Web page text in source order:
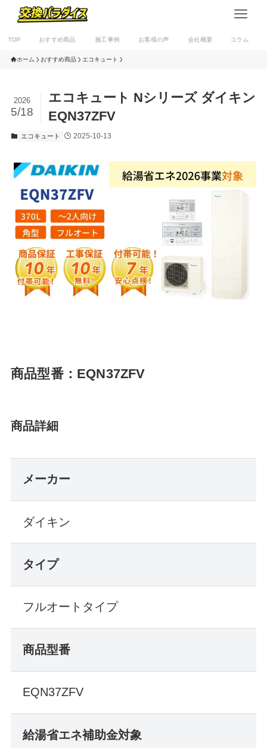
TOP おすすめ商品 施工事例 お客様の声 会社概要 コラム
ホーム おすすめ商品 エコキュート
エコキュート Nシリーズ ダイキン
EQN37ZFV
2026
5/18
エコキュート 2025-10-13
商品型番：EQN37ZFV
商品詳細
メーカー
ダイキン
タイプ
フルオートタイプ
商品型番
EQN37ZFV
給湯省エネ補助金対象